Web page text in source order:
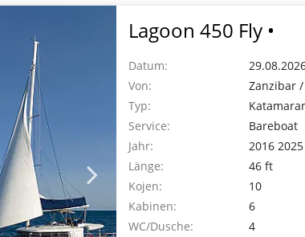
Lagoon 450 Fly •
Datum:
Von:
Zanzibar
Typ:
Service:
Bareboat
Jahr:
2016 2025
Länge:
46 ft
Kojen:
10
Kabinen:
6
WC/Dusche:
4